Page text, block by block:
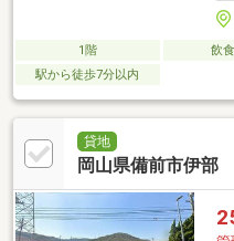
1階 飲
駅から徒歩7分以内
貸地
岡山県備前市伊部